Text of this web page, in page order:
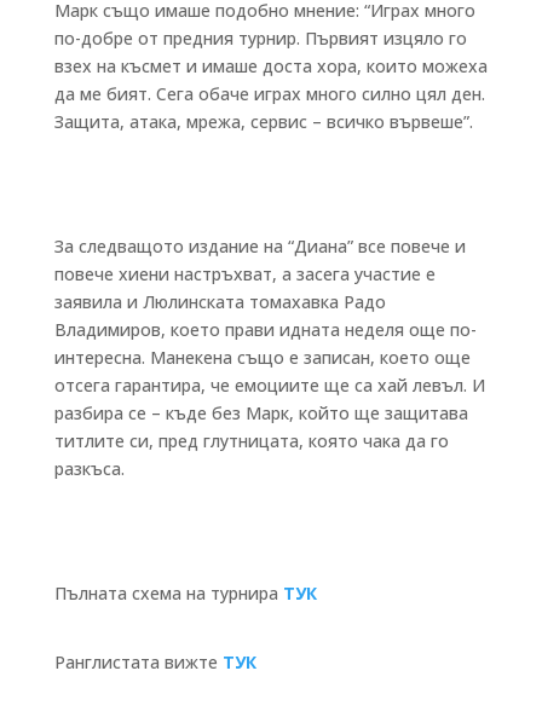
Марк също имаше подобно мнение: “Играх много
по-добре от предния турнир. Първият изцяло го
взех на късмет и имаше доста хора, които можеха
да ме бият. Сега обаче играх много силно цял ден.
Защита, атака, мрежа, сервис – всичко вървеше”.
За следващото издание на “Диана” все повече и
повече хиени настръхват, а засега участие е
заявила и Люлинската томахавка Радо
Владимиров, което прави идната неделя още по-
интересна. Манекена също е записан, което още
отсега гарантира, че емоциите ще са хай левъл. И
разбира се – къде без Марк, който ще защитава
титлите си, пред глутницата, която чака да го
разкъса.
Пълната схема на турнира ТУК
Ранглистата вижте ТУК